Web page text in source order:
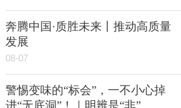
奔腾中国·质胜未来丨推动高质量
发展
08-07
警惕变味的“标会”，一不小心掉
进“无底洞”！｜明辨是“非”